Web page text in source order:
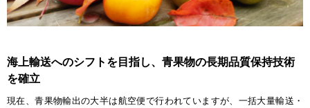
海上輸送へのシフトを目指し、青果物の長期品質保持技術
を確立
現在、青果物輸出の大半は航空便で行われていますが、一括大量輸送・